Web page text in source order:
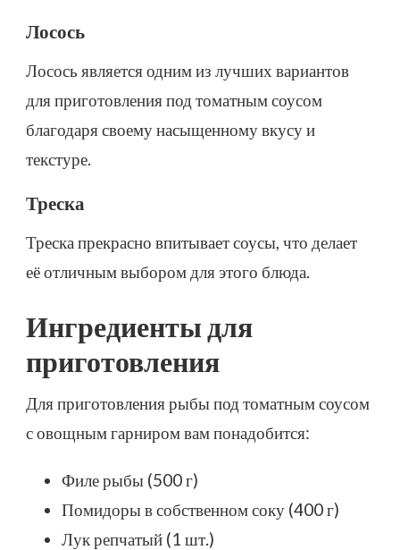
Лосось
Лосось является одним из лучших вариантов
для приготовления под томатным соусом
благодаря своему насыщенному вкусу и
текстуре.
Треска
Треска прекрасно впитывает соусы, что делает
её отличным выбором для этого блюда.
Ингредиенты для
приготовления
Для приготовления рыбы под томатным соусом
с овощным гарниром вам понадобится:
Филе рыбы (500 г)
Помидоры в собственном соку (400 г)
Лук репчатый (1 шт.)